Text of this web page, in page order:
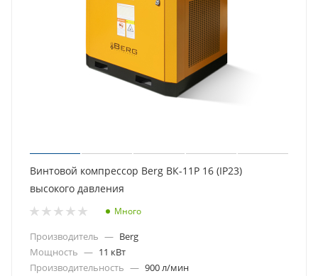
Винтовой компрессор Berg ВК-11Р 16 (IP23)
высокого давления
Много
Производитель — Berg
Мощность — 11 кВт
Производительность — 900 л/мин